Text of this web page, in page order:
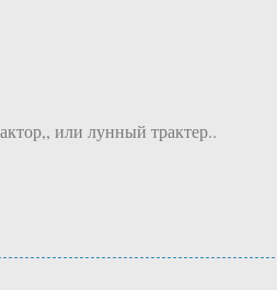
или лунный трактер..